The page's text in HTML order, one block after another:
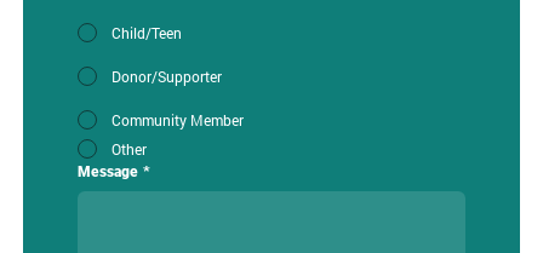
Child/Teen
Donor/Supporter
Community Member
Other
Message *